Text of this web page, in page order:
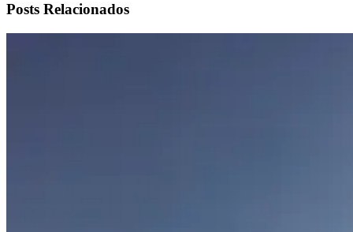
Posts Relacionados